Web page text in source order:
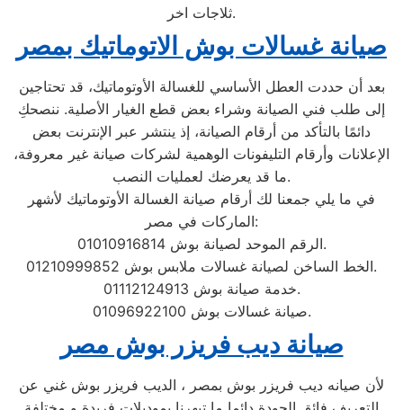
ثلاجات اخر.
صيانة غسالات بوش الاتوماتيك بمصر
بعد أن حددت العطل الأساسي للغسالة الأوتوماتيك، قد تحتاجين
إلى طلب فني الصيانة وشراء بعض قطع الغيار الأصلية. ننصحكِ
دائمًا بالتأكد من أرقام الصيانة، إذ ينتشر عبر الإنترنت بعض
الإعلانات وأرقام التليفونات الوهمية لشركات صيانة غير معروفة،
ما قد يعرضك لعمليات النصب.
في ما يلي جمعنا لك أرقام صيانة الغسالة الأوتوماتيك لأشهر
الماركات في مصر:
الرقم الموحد لصيانة بوش 01010916814.
الخط الساخن لصيانة غسالات ملابس بوش 01210999852.
خدمة صيانة بوش 01112124913.
صيانة غسالات بوش 01096922100.
صيانة ديب فريزر بوش مصر
لأن صيانه ديب فريزر بوش بمصر ، الديب فريزر بوش غني عن